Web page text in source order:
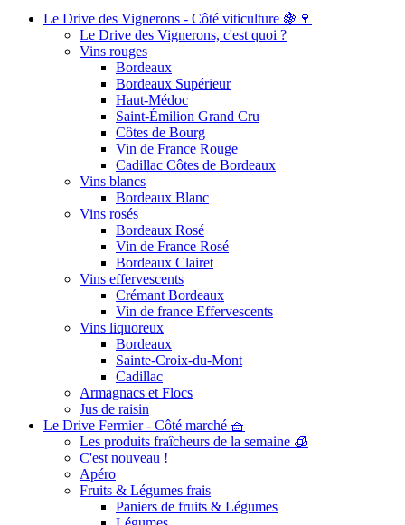
Le Drive des Vignerons - Côté viticulture 🍇🍷
Le Drive des Vignerons, c'est quoi ?
Vins rouges
Bordeaux
Bordeaux Supérieur
Haut-Médoc
Saint-Émilion Grand Cru
Côtes de Bourg
Vin de France Rouge
Cadillac Côtes de Bordeaux
Vins blancs
Bordeaux Blanc
Vins rosés
Bordeaux Rosé
Vin de France Rosé
Bordeaux Clairet
Vins effervescents
Crémant Bordeaux
Vin de france Effervescents
Vins liquoreux
Bordeaux
Sainte-Croix-du-Mont
Cadillac
Armagnacs et Flocs
Jus de raisin
Le Drive Fermier - Côté marché 🧺
Les produits fraîcheurs de la semaine 🧊
C'est nouveau !
Apéro
Fruits & Légumes frais
Paniers de fruits & Légumes